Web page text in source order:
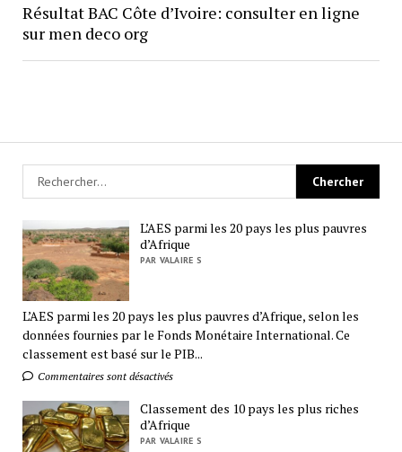
Résultat BAC Côte d’Ivoire: consulter en ligne
sur men deco org
L’AES parmi les 20 pays les plus pauvres
d’Afrique
PAR VALAIRE S
L’AES parmi les 20 pays les plus pauvres d’Afrique, selon les
données fournies par le Fonds Monétaire International. Ce
classement est basé sur le PIB...
Commentaires sont désactivés
Classement des 10 pays les plus riches
d’Afrique
PAR VALAIRE S